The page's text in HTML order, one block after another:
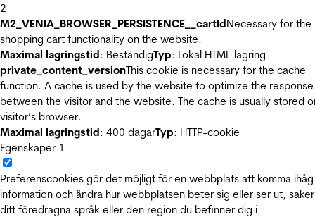
2
M2_VENIA_BROWSER_PERSISTENCE__cartIdNecessary for the
shopping cart functionality on the website.
Maximal lagringstid: BeständigTyp: Lokal HTML-lagring
private_content_versionThis cookie is necessary for the cache
function. A cache is used by the website to optimize the
between the visitor and the website. The cache is usually stored
visitor’s browser.
Maximal lagringstid: 400 dagarTyp: HTTP-cookie
Egenskaper 1
Preferenscookies gör det möjligt för en webbplats att komma ihåg
information och ändra hur webbplatsen beter sig eller ser ut,
ditt föredragna språk eller den region du befinner dig i.